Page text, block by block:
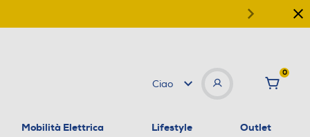
Ciao
0
Mobilità Elettrica Lifestyle Outlet